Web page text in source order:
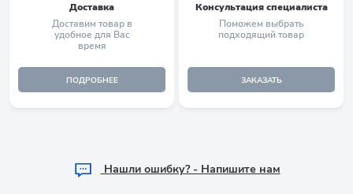
Доставка
Доставим товар в
удобное для Вас
время
ПОДРОБНЕЕ
Консультация специалиста
Поможем выбрать
подходящий товар
ЗАКАЗАТЬ
Hашли ошибку? - Напишите нам